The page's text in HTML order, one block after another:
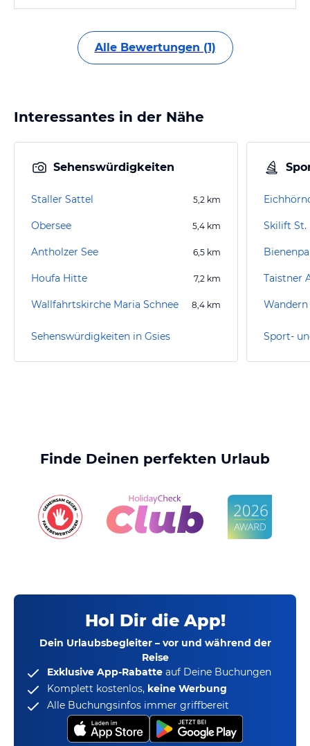
Alle Bewertungen (1)
Interessantes in der Nähe
Sehenswürdigkeiten
Staller Sattel 5,2 km
Obersee 5,4 km
Antholzer See 6,5 km
Houfa Hitte 7,2 km
Wallfahrtskirche Maria Schnee 8,4 km
Sehenswürdigkeiten in Gsies
Skilift St.
Taistner
Sport-
Finde Deinen perfekten Urlaub
Hol Dir die App!
Dein Urlaubsbegleiter – vor und während der
Reise
Exklusive App-Rabatte auf Deine Buchungen
Komplett kostenlos, keine Werbung
Alle Buchungsinfos immer griffbereit